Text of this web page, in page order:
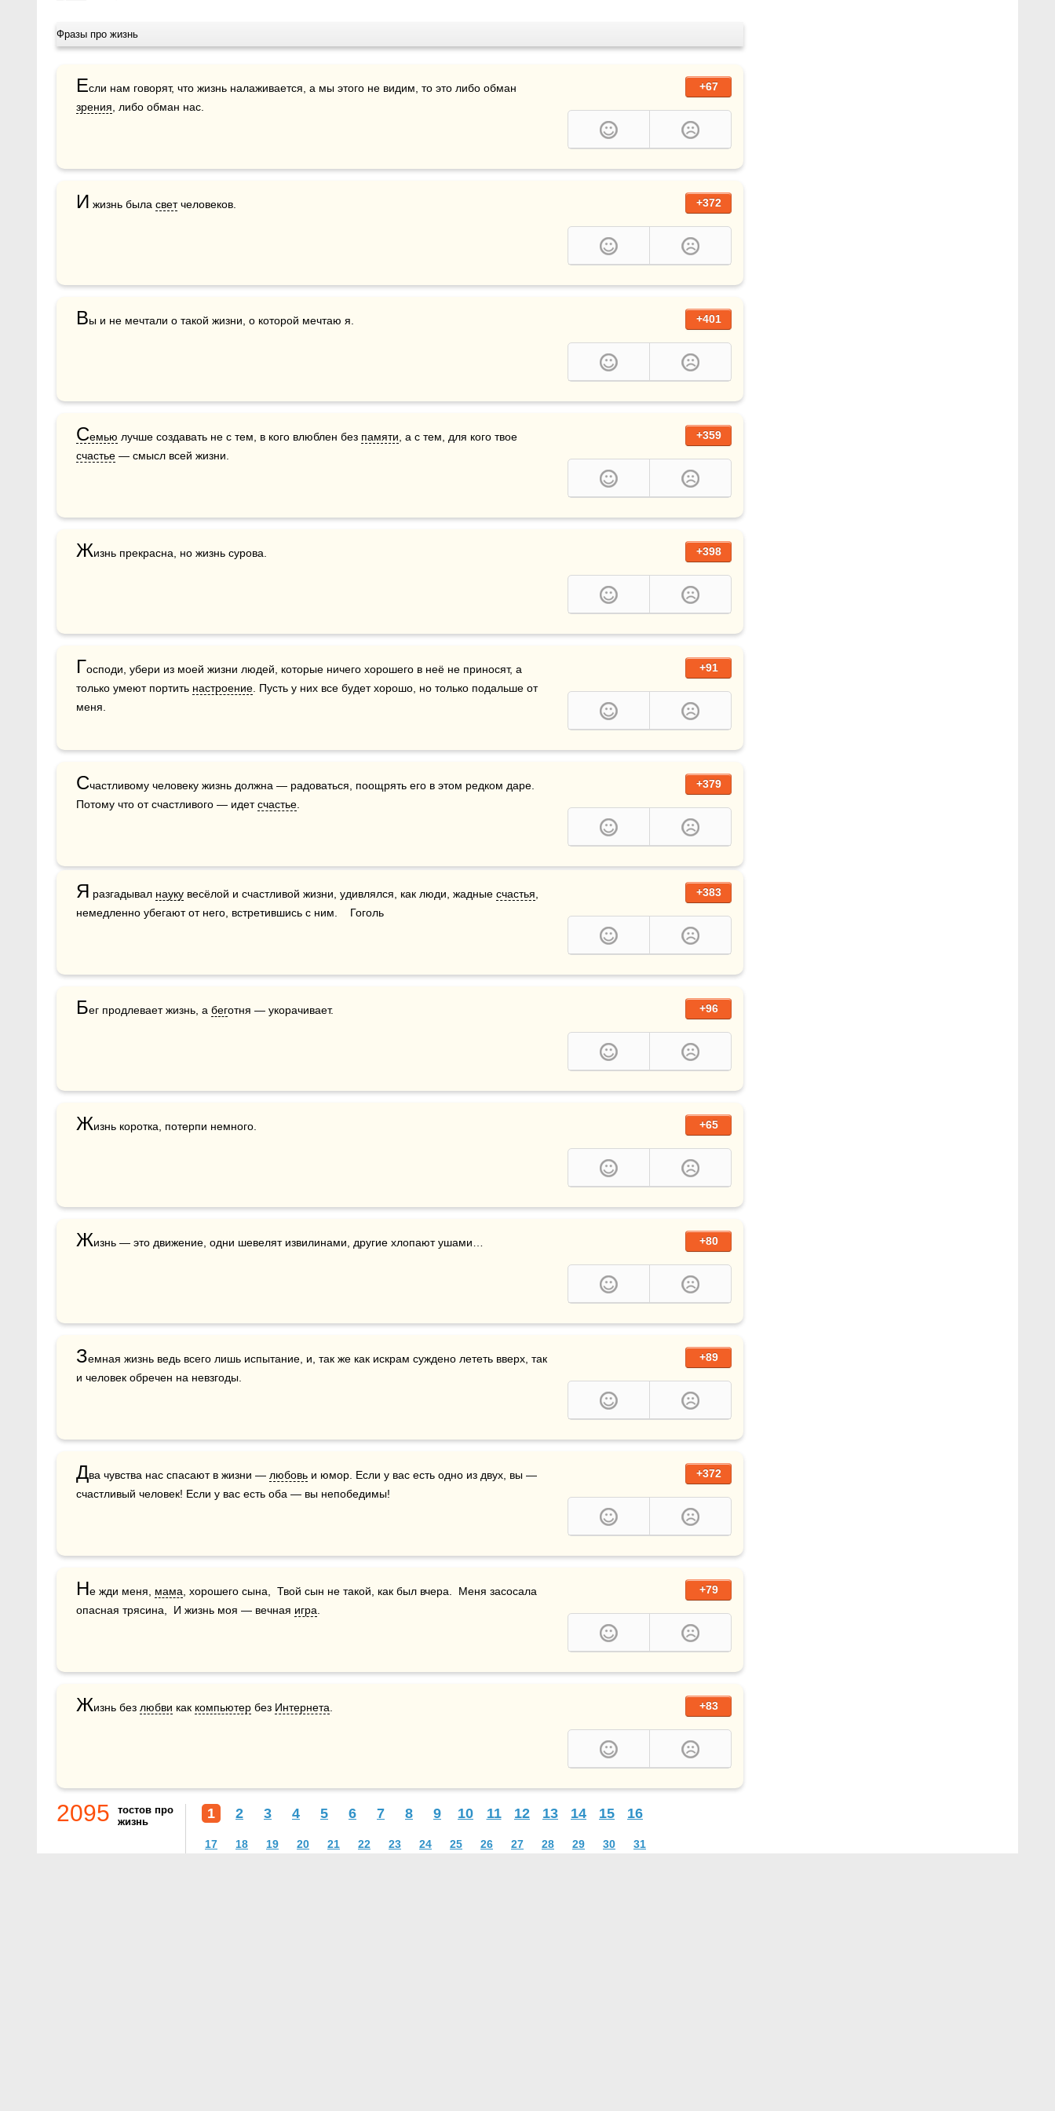
Фразы про жизнь
+67
Е
зрения , либо обман нас.
+372
И жизнь была свет человеков.
+401
Вы и не мечтали о такой жизни, о которой мечтаю я.
+359
Семью лучше создавать не с тем, в кого влюблен без памяти
счастье — смысл всей жизни.
+398
Жизнь прекрасна, но жизнь сурова.
+91
Господи, убери из моей жизни людей, которые ничего хорошего в неё не приносят, а
только умеют портить настроение . Пусть у них все будет хорошо, но только подальше от
меня.
+379
Счастливому человеку жизнь должна — радоваться, поощрять его в этом редком даре.
Потому что от счастливого — идет счастье
+383
Я разгадывал науку весёлой и счастливой жизни, удивлялся, как люди, жадные счастья
немедленно убегают от него, встретившись с ним.    Гоголь
+96
Бег продлевает жизнь, а беготня — укорачивает.
+65
Жизнь коротка, потерпи немного.
+80
Жизнь — это движение, одни шевелят извилинами, другие хлопают ушами…
+89
Земная жизнь ведь всего лишь испытание, и, так же как искрам суждено лететь вверх, так
и человек обречен на невзгоды.
+372
Два чувства нас спасают в жизни — любовь и юмор. Если у вас есть одно из двух, вы —
счастливый человек! Если у вас есть оба — вы непобедимы!
+79
Не жди меня, мама , хорошего сына,  Твой сын не такой, как был вчера.  Меня засосала
опасная трясина,  И жизнь моя — вечная игра
+83
Жизнь без любви как компьютер без Интернета
2095
тостов про
жизнь
1 2 3 4 5 6 7 8 9 10 11 12 13 14 15 16
17 18 19 20 21 22 23 24 25 26 27 28 29 30 31